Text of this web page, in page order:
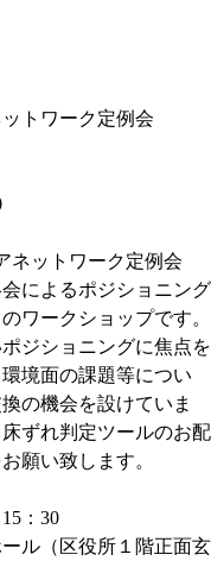
トワーク定例会
ットワーク定例会
によるポジショニング
ワークショップです。
ジショニングに焦点を
境面の課題等につい
の機会を設けていま
ずれ判定ツールのお配
願い致します。
：30
ル（区役所１階正面玄